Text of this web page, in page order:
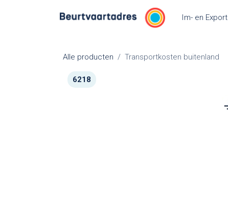
Im- en Export
Alle producten Transportkosten buitenland
6218